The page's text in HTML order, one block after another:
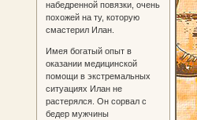
набедренной повязки, очень
похожей на ту, которую
смастерил Илан.
Имея богатый опыт в
оказании медицинской
помощи в экстремальных
ситуациях Илан не
растерялся. Он сорвал с
бедер мужчины